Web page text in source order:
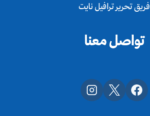
فريق تحرير ترافيل نايت
تواصل معنا